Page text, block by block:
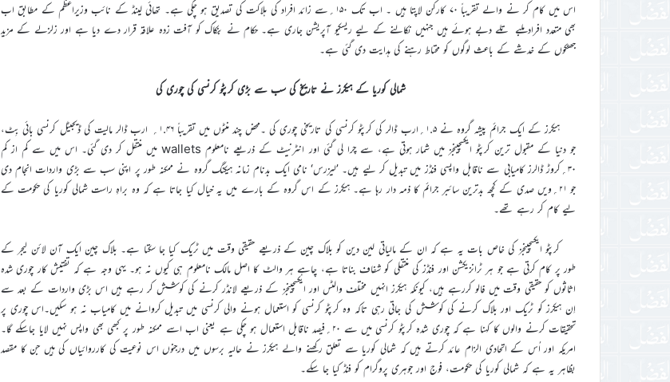
اس میں کام کر نے والے تقریباً ۷۰ کارکن لاپتا ہیں ۔ اب تک ۱۵۰؍سے زائد افراد کی ہلاکت کی تصدیق ہو چکی ہے۔ تھائی لینڈ کے نائب وزیراعظم کے مطابق اب
بھی متعدد افراد ملبے تلے دبے ہوئے ہیں جنہیں نکالنے کے لیے ریسکیو آپریشن جاری ہے۔ حکام نے بنکاک کو آفت زدہ علاقہ قرار دے دیا ہے اور زلزلے کے مزید
جھٹکوں کے خدشے کے باعث لوگوں کو محتاط رہنے کی ہدایت دی گئی ہے۔
شمالی کوریا کے ہیکرز نے تاریخ کی سب سے بڑی کرپٹو کرنسی کی چوری کی
ہیکرز کے ایک جرائم پیشہ گروہ نے ۱.۵؍ارب ڈالر کی کرپٹو کرنسی کی تاریخی چوری کی ۔محض چند منٹوں میں تقریباً ۱.۴۶؍ ارب ڈالر مالیت کی ڈیجیٹل کرنسی بائی بِٹ،
جو دنیا کے مقبول ترین کرپٹو ایکسچینجز میں شمار ہوتی ہے، سے چرا لی گئی اور انٹرنیٹ کے ذریعے نامعلوم wallets میں منتقل کر دی گئی۔ اس میں سے کم از کم
۳۰؍کروڑ ڈالرز کامیابی سے ناقابل واپسی فنڈز میں تبدیل کر لیے ہیں۔ ’لیزرس‘ نامی ایک بدنام زمانہ ہیکنگ گروہ نے ممکنہ طور پر اپنی سب سے بڑی واردات انجام دی
جو ۲۱؍ویں صدی کے کچھ بدترین سائبر جرائم کا ذمہ دار رہا ہے۔ ہیکرز کے اس گروہ کے بارے میں یہ خیال کیا جاتا ہے کہ وہ براہِ راست شمالی کوریا کی حکومت کے
لیے کام کر رہے تھے۔
کرپٹو ایکسچینجز کی خاص بات یہ ہے کہ ان کے مالیاتی لین دین کو بلاک چین کے ذریعے حقیقی وقت میں ٹریک کیا جا سکتا ہے۔ بلاک چین ایک آن لائن لیجر کے
طور پر کام کرتی ہے جو ہر ٹرانزیکشن اور فنڈز کی منتقلی کو شفاف بناتا ہے، چاہے ہر والٹ کا اصل مالک نامعلوم ہی کیوں نہ ہو۔ یہی وجہ ہے کہ تفتیش کار چوری شدہ
اثاثوں کو حقیقی وقت میں فالو کررہے ہیں، کیونکہ ہیکرز انہیں مختلف والٹس اور ایکسچینجز کے ذریعے لانڈر کرنے کی کوشش کر رہے ہیں اس بڑی واردات کے بعد سے
اِن ہیکرز کو ٹریک اور بلاک کرنے کی کوشش کی جاتی رہی تاکہ وہ کرپٹو کرنسی کو استعمال ہونے والی کرنسی میں تبدیل کروانے میں کامیاب نہ ہو سکیں۔اس چوری پر
تحقیقات کرنے والوں کا کہنا ہے کہ چوری شدہ کرپٹو کرنسی میں سے ۲۰؍فیصد ناقابل استعمال ہو چکی ہے یعنی اب اسے ممکنہ طور پر کبھی بھی واپس نہیں لایا جاسکے گا۔
امریکہ اور اُس کے اتحادی الزام عائد کرتے ہیں کہ شمالی کوریا سے تعلق رکھنے والے ہیکرز نے حالیہ برسوں میں درجنوں اس نوعیت کی کارروائیاں کی ہیں جن کا مقصد
بظاہر یہ ہے کہ شمالی کوریا کی حکومت، فوج اور جوہری پروگرام کو فنڈ کیا جا سکے۔